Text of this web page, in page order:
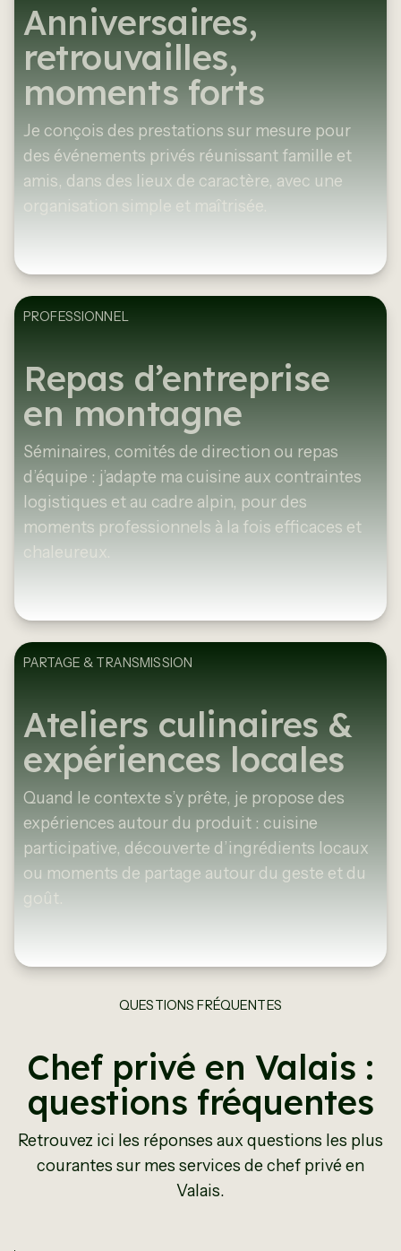
Anniversaires,
retrouvailles,
moments forts
Je conçois des prestations sur mesure pour
des événements privés réunissant famille et
amis, dans des lieux de caractère, avec une
organisation simple et maîtrisée.
PROFESSIONNEL
Repas d’entreprise
en montagne
Séminaires, comités de direction ou repas
d’équipe : j’adapte ma cuisine aux contraintes
logistiques et au cadre alpin, pour des
moments professionnels à la fois efficaces et
chaleureux.
PARTAGE & TRANSMISSION
Ateliers culinaires &
expériences locales
Quand le contexte s’y prête, je propose des
expériences autour du produit : cuisine
participative, découverte d’ingrédients locaux
ou moments de partage autour du geste et du
goût.
QUESTIONS FRÉQUENTES
Chef privé en Valais :
questions fréquentes
Retrouvez ici les réponses aux questions les plus
courantes sur mes services de chef privé en
Valais.